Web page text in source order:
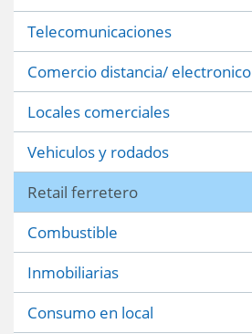
Telecomunicaciones
Comercio distancia/ electronico
Locales comerciales
Vehiculos y rodados
Retail ferretero
Combustible
Inmobiliarias
Consumo en local